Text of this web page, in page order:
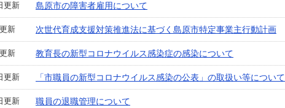
更新 島原市の障害者雇用について
新 次世代育成支援対策推進法に基づく島原市特定事業主行動計画
新 教育長の新型コロナウイルス感染症の感染について
更新 「市職員の新型コロナウイルス感染の公表」の取扱い等について
更新 職員の退職管理について